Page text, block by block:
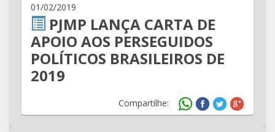
01/02/2019
PJMP LANÇA CARTA DE
APOIO AOS PERSEGUIDOS
POLÍTICOS BRASILEIROS DE
2019
Compartilhe: